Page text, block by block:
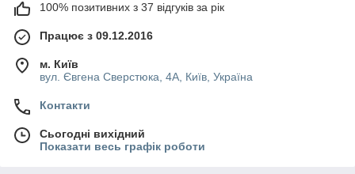
100% позитивних з 37 відгуків за рік
Працює з 09.12.2016
м. Київ
вул. Євгена Сверстюка, 4А, Київ, Україна
Контакти
Сьогодні вихідний
Показати весь графік роботи